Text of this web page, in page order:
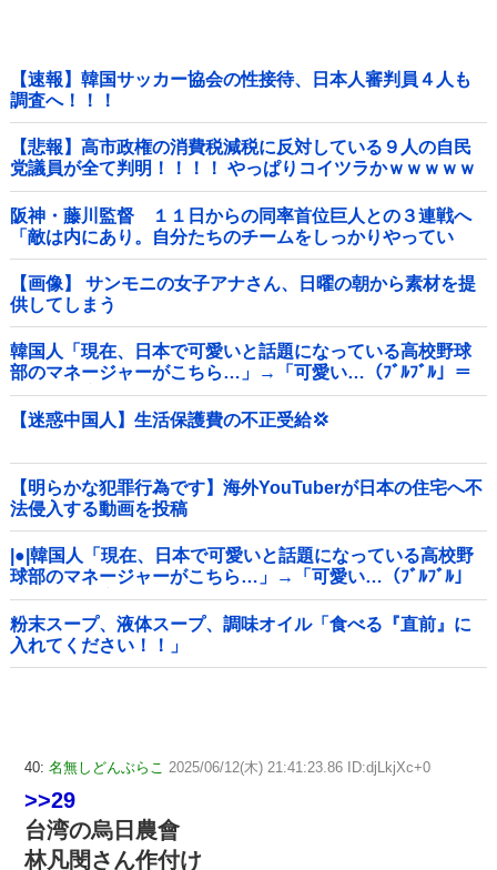
【速報】韓国サッカー協会の性接待、日本人審判員４人も
調査へ！！！
【悲報】高市政権の消費税減税に反対している９人の自民
党議員が全て判明！！！！ やっぱりコイツラかｗｗｗｗｗ
阪神・藤川監督 １１日からの同率首位巨人との３連戦へ
「敵は内にあり。自分たちのチームをしっかりやってい
く」他
【画像】 サンモニの女子アナさん、日曜の朝から素材を提
供してしまう
韓国人「現在、日本で可愛いと話題になっている高校野球
部のマネージャーがこちら…」→「可愛い…（ﾌﾞﾙﾌﾞﾙ」＝
韓国の反応
【迷惑中国人】生活保護費の不正受給💢
【明らかな犯罪行為です】海外YouTuberが日本の住宅へ不
法侵入する動画を投稿
|●|韓国人「現在、日本で可愛いと話題になっている高校野
球部のマネージャーがこちら…」→「可愛い…（ﾌﾞﾙﾌﾞﾙ」
＝韓国の反応
粉末スープ、液体スープ、調味オイル「食べる『直前』に
入れてください！！」
40: 名無しどんぶらこ 2025/06/12(木) 21:41:23.86 ID:djLkjXc+0
>>29
台湾の烏日農會
林凡閔さん作付け